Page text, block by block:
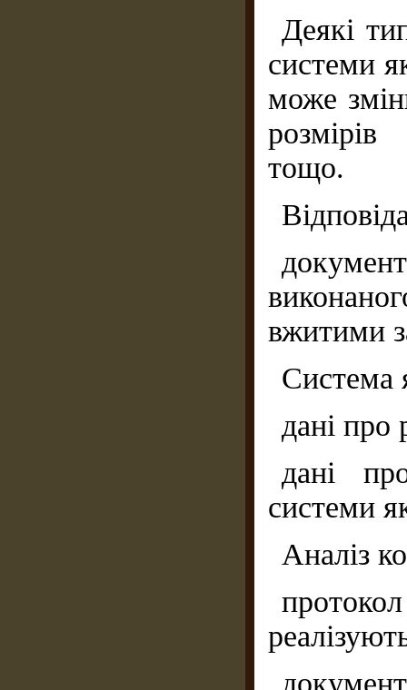
Деякі
системи
може
розмірів
тощо.
вжитими
Система
дані про
дані
системи
Аналіз